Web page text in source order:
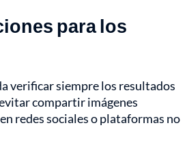
para los
verificar siempre los resultados
compartir imágenes
redes sociales o plataformas no